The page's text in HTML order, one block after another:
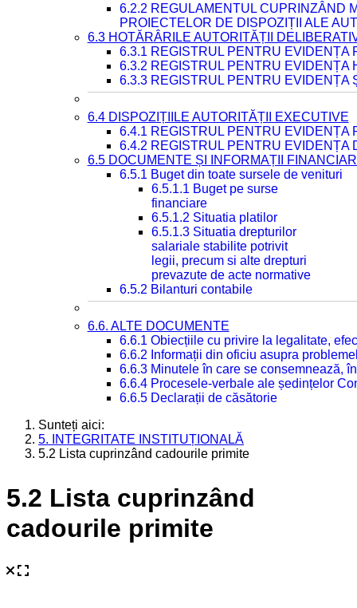
6.2.2 REGULAMENTUL CUPRINZÂND
PROIECTELOR DE DISPOZIȚII ALE
6.3 HOTĂRÂRILE AUTORITĂȚII
6.3.1 REGISTRUL PENTRU EVIDENȚA
6.3.2 REGISTRUL PENTRU EVIDENȚA
6.3.3 REGISTRUL PENTRU EVIDENȚA
6.4 DISPOZIȚIILE AUTORITĂȚII EXECUTIVE
6.4.1 REGISTRUL PENTRU EVIDENȚA
6.4.2 REGISTRUL PENTRU EVIDENȚA
6.5 DOCUMENTE ȘI INFORMAȚII
6.5.1 Buget din toate sursele de venituri
6.5.1.1 Buget pe surse
financiare
6.5.1.2 Situatia platilor
6.5.1.3 Situatia drepturilor
salariale stabilite potrivit
legii, precum si alte drepturi
prevazute de acte normative
6.5.2 Bilanturi contabile
6.6. ALTE DOCUMENTE
6.6.1 Obiecțiile cu privire la legalitate,
6.6.2 Informații din oficiu asupra
6.6.3 Minutele în care se consemnează,
6.6.4 Procesele-verbale ale ședințelor
6.6.5 Declarații de căsătorie
Sunteți aici:
5. INTEGRITATE INSTITUȚIONALĂ
5.2 Lista cuprinzând cadourile primite
5.2 Lista cuprinzând
cadourile primite